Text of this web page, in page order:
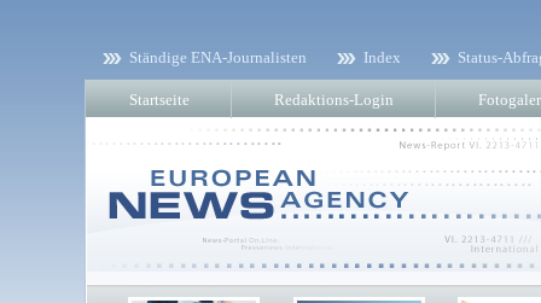
Ständige ENA-Journalisten Index Status-
Startseite Redaktions-Login